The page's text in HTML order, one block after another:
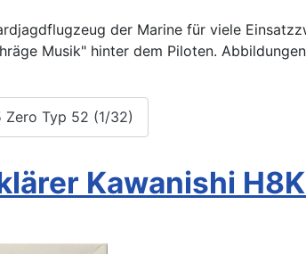
der Marine für viele
Musik" hinter dem Piloten.
Zero Typ 52 (1/32)
Kawanishi